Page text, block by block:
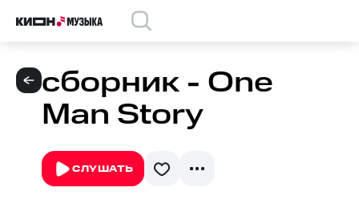
сборник - One
Man Story
СЛУШАТЬ